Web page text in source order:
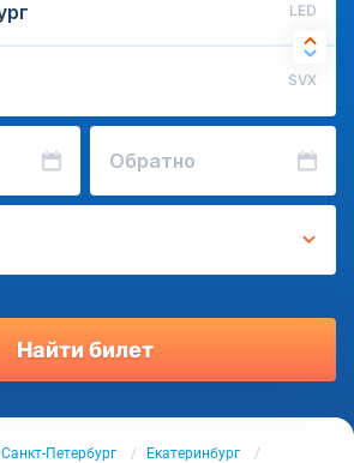
LED
SVX
Обратно
Найти билет
Санкт-Петербург
Екатеринбург